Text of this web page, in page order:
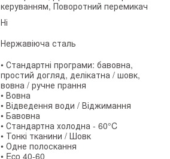
керуванням, Поворотний перемикач
Ні
Нержавіюча сталь
• Стандартні програми: бавовна,
простий догляд, делікатна / шовк,
вовна / ручне прання
• Вовна
• Відведення води / Віджимання
• Бавовна
• Стандартна холодна - 60°C
• Тонкі тканини / Шовк
• Одне полоскання
• Eco 40-60